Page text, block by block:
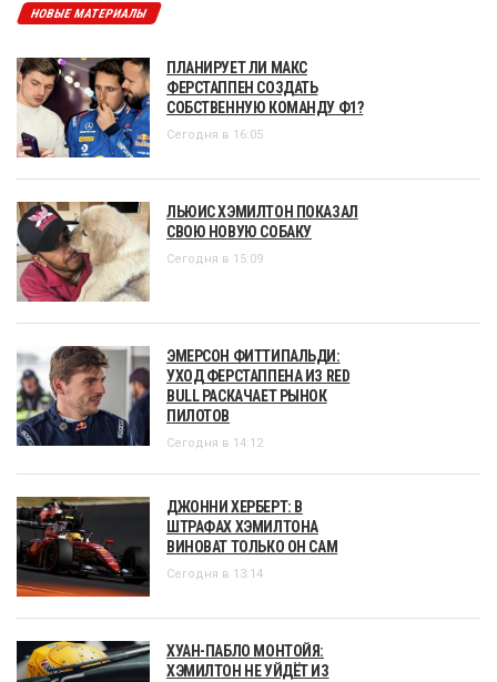
НОВЫЕ МАТЕРИАЛЫ
ПЛАНИРУЕТ ЛИ МАКС
ФЕРСТАППЕН СОЗДАТЬ
СОБСТВЕННУЮ КОМАНДУ Ф1?
Сегодня в 16:05
ЛЬЮИС ХЭМИЛТОН ПОКАЗАЛ
СВОЮ НОВУЮ СОБАКУ
Сегодня в 15:09
ЭМЕРСОН ФИТТИПАЛЬДИ:
УХОД ФЕРСТАППЕНА ИЗ RED
BULL РАСКАЧАЕТ РЫНОК
ПИЛОТОВ
Сегодня в 14:12
ДЖОННИ ХЕРБЕРТ: В
ШТРАФАХ ХЭМИЛТОНА
ВИНОВАТ ТОЛЬКО ОН САМ
Сегодня в 13:14
ХУАН-ПАБЛО МОНТОЙЯ:
ХЭМИЛТОН НЕ УЙДЁТ ИЗ